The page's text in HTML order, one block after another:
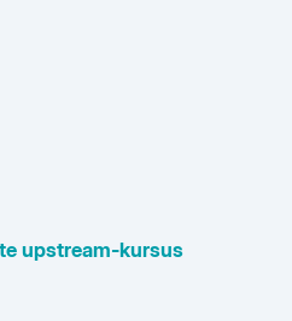
upstream-kursus